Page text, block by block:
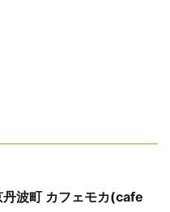
波町 カフェモカ(cafe